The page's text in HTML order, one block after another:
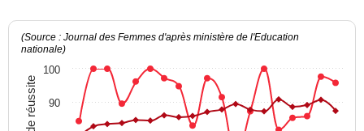
(Source : Journal des Femmes d'après ministère de l'Education
nationale)
90
100